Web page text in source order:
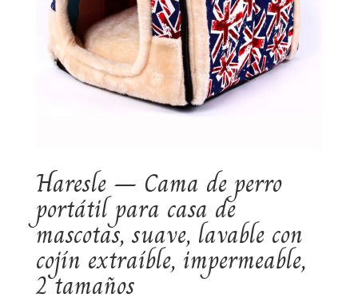
Haresle – Cama de perro
portátil para casa de
mascotas, suave, lavable con
cojín extraíble, impermeable,
2 tamaños